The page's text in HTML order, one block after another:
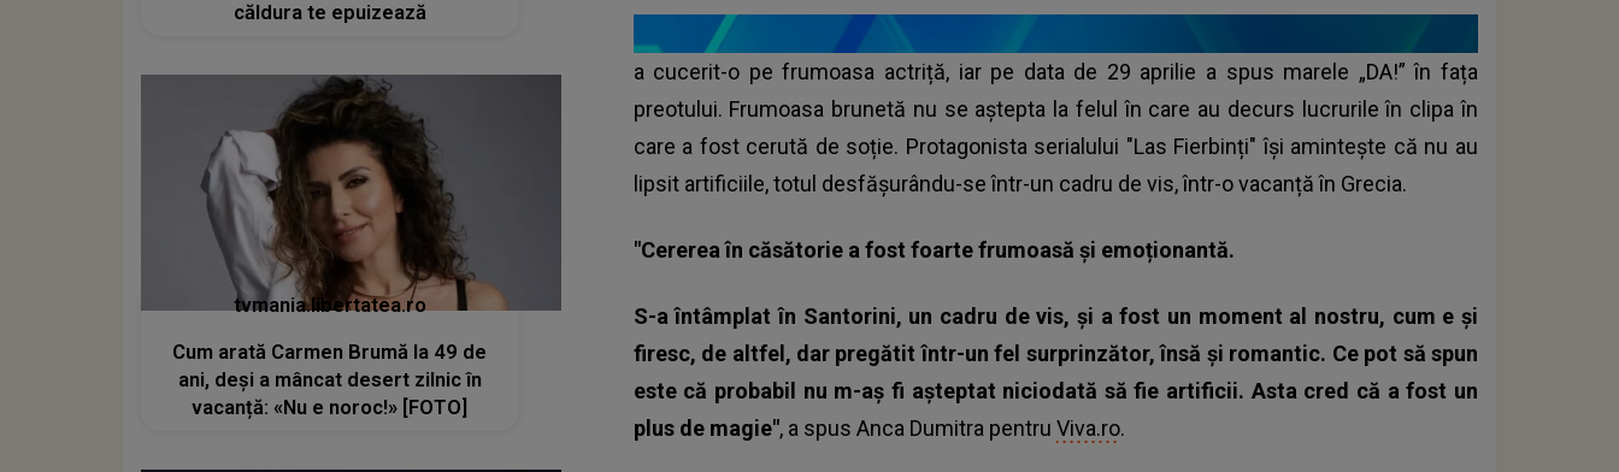
a cucerit-o pe frumoasa actriță, iar pe data de 29 aprilie a spus marele „DA!” în fața
preotului. Frumoasa brunetă nu se aștepta la felul în care au decurs lucrurile în clipa în
care a fost cerută de soție. Protagonista serialului "Las Fierbinți" își amintește că nu au
lipsit artificiile, totul desfășurându-se într-un cadru de vis, într-o vacanță în Grecia.
"Cererea în căsătorie a fost foarte frumoasă și emoționantă.
S-a întâmplat în Santorini, un cadru de vis, și a fost un moment al nostru, cum e și
firesc, de altfel, dar pregătit într-un fel surprinzător, însă și romantic. Ce pot să spun
este că probabil nu m-aș fi așteptat niciodată să fie artificii. Asta cred că a fost un
plus de magie", a spus Anca Dumitra pentru Viva.ro.
căldura te epuizează
tvmania.libertatea.ro
Cum arată Carmen Brumă la 49 de
ani, deși a mâncat desert zilnic în
vacanță: «Nu e noroc!» [FOTO]